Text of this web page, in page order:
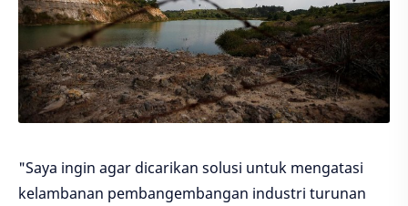
"Saya ingin agar dicarikan solusi untuk mengatasi
kelambanan pembangembangan industri turunan